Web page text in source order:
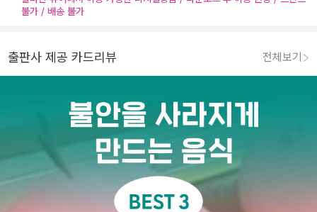
불가 / 배송 불가
출판사 제공 카드리뷰 전체보기